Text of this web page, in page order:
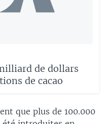
de dollars
de cacao
que plus de 100.000